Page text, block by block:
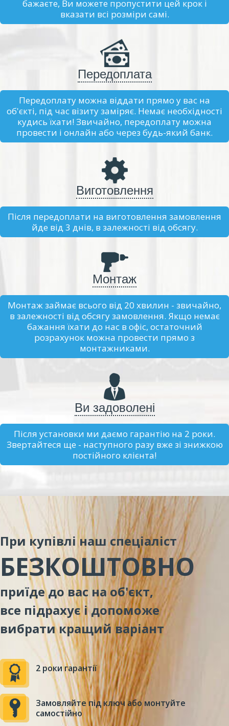
бажаєте, Ви можете пропустити цей крок і
вказати всі розміри самі.
Передоплата
Передоплату можна віддати прямо у вас на
об'єкті, під час візиту заміряє. Немає необхідності
кудись їхати! Звичайно, передоплату можна
провести і онлайн або через будь-який банк.
Виготовлення
Після передоплати на виготовлення замовлення
йде від 3 днів, в залежності від обсягу.
Монтаж
Монтаж займає всього від 20 хвилин - звичайно,
в залежності від обсягу замовлення. Якщо немає
бажання їхати до нас в офіс, остаточний
розрахунок можна провести прямо з
монтажниками.
Ви задоволені
Після установки ми даємо гарантію на 2 роки.
Звертайтеся ще - наступного разу вже зі знижкою
постійного клієнта!
При купівлі наш спеціаліст
БЕЗКОШТОВНО
приїде до вас на об'єкт,
все підрахує і допоможе
вибрати кращий варіант
2 роки гарантії
Замовляйте під ключ або монтуйте
самостійно